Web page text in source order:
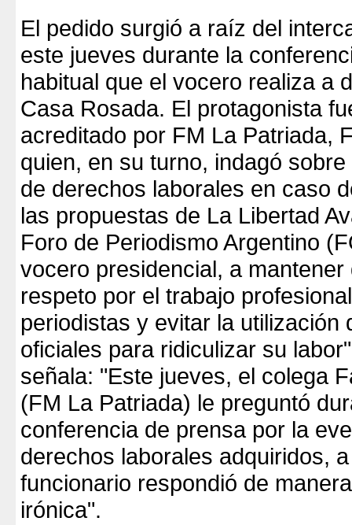
El pedido surgió a raíz del
este jueves durante la
habitual que el vocero realiza a
Casa Rosada. El protagonista
acreditado por FM La Patriada,
quien, en su turno, indagó
de derechos laborales en caso
las propuestas de La Libertad
Foro de Periodismo Argentino
vocero presidencial, a mantener
respeto por el trabajo
periodistas y evitar la utilización
oficiales para ridiculizar su
señala: "Este jueves, el colega
(FM La Patriada) le preguntó
conferencia de prensa por la
derechos laborales adquiridos,
funcionario respondió de
irónica".